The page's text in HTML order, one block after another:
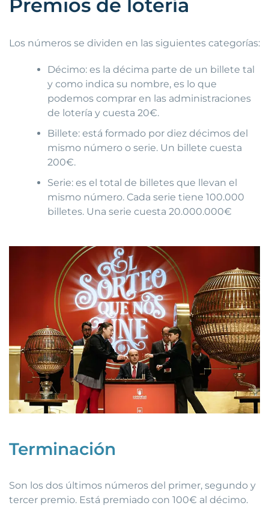
Premios de lotería
Los números se dividen en las siguientes categorías:
Décimo: es la décima parte de un billete tal
y como indica su nombre, es lo que
podemos comprar en las administraciones
de lotería y cuesta 20€.
Billete: está formado por diez décimos del
mismo número o serie. Un billete cuesta
200€.
Serie: es el total de billetes que llevan el
mismo número. Cada serie tiene 100.000
billetes. Una serie cuesta 20.000.000€
Terminación
Son los dos últimos números del primer, segundo y
tercer premio. Está premiado con 100€ al décimo.